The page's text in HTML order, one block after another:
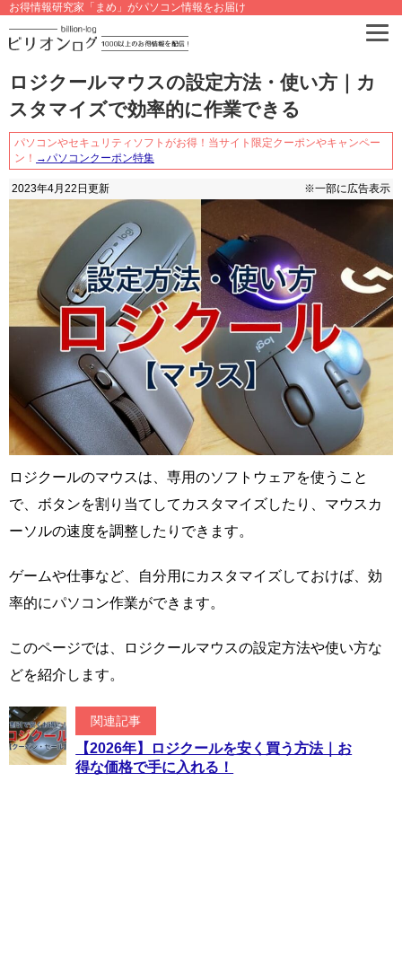
お得情報研究家「まめ」がパソコン情報をお届け
ロジクールマウスの設定方法・使い方｜カ
スタマイズで効率的に作業できる
パソコンやセキュリティソフトがお得！当サイト限定クーポンやキャンペー
ン！ →パソコンクーポン特集
2023年4月22日 更新 ※一部に広告表示
ロジクールのマウスは、専用のソフトウェアを使うこと
で、ボタンを割り当てしてカスタマイズしたり、マウスカ
ーソルの速度を調整したりできます。
ゲームや仕事など、自分用にカスタマイズしておけば、効
率的にパソコン作業ができます。
このページでは、ロジクールマウスの設定方法や使い方な
どを紹介します。
関連記事
【2026年】ロジクールを安く買う方法｜お
得な価格で手に入れる！